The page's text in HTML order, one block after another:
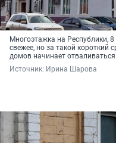
Многоэтажка на Республики,
свежее, но за такой короткий
домов начинает
Источник: Ирина Шарова